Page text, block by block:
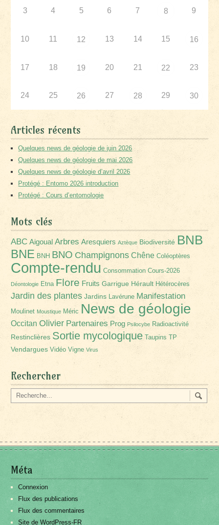
3 4 5 6 7 8 9
10 11 12 13 14 15 16
17 18 19 20 21 22 23
24 25 26 27 28 29 30
Articles récents
Quelques news de géologie de juin 2026
Quelques news de géologie de mai 2026
Quelques news de géologie d’avril 2026
Protégé : Entomo 2026 introduction
Protégé : Cours d’entomologie
Mots clés
ABC Aigoual Arbres Aresquiers Aztèque Biodiversité BNB
BNE BNH BNO Champignons Chêne Coléoptères
Compte-rendu Consommation Cours-2026
Déontologie Etna Flore Fruits Garrigue Hérault Hétérocères
Jardin des plantes Jardins Lavérune Manifestation
Moulinet Moustique Méric News de géologie
Occitan Olivier Partenaires Prog Psilocybe Radioactivité
Restinclières Sortie mycologique Taupins TP
Vendargues Vidéo Vigne Virus
Rechercher
Méta
Connexion
Flux des publications
Flux des commentaires
Site de WordPress-FR